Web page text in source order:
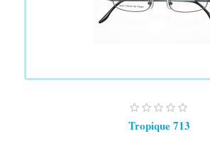
Tropique 713